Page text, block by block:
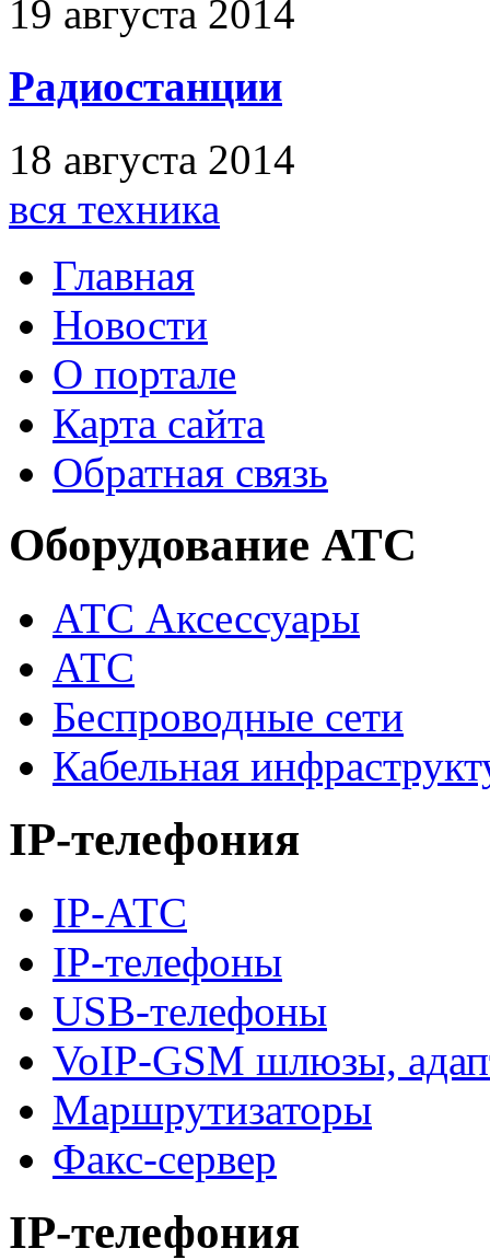
19 августа 2014
Радиостанции
18 августа 2014
вся техника
Главная
Новости
О портале
Карта сайта
Обратная связь
Оборудование АТС
АТС Аксессуары
АТС
Беспроводные сети
Кабельная
IP-телефония
IP-АТС
IP-телефоны
USB-телефоны
VoIP-GSM шлюзы,
Маршрутизаторы
Факс-сервер
IP-телефония